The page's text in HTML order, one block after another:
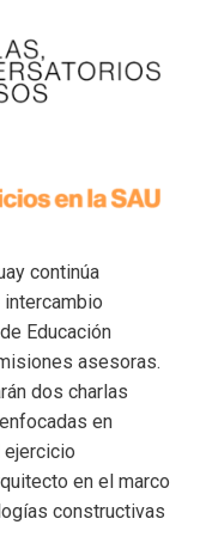
continúa
Educación
asesoras.
dos charlas
en
en el marco
constructivas